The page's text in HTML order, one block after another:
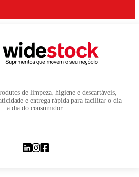
de limpeza, higiene e descartáveis,
e entrega rápida para facilitar o dia
a dia do consumidor.